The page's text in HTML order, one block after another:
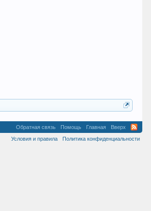
Обратная связь Помощь Главная
Вверх
Условия и правила
Политика конфиденциальности